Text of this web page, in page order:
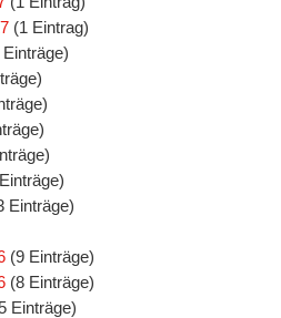
(1 Eintrag)
Einträge)
Einträge)
(9 Einträge)
(8 Einträge)
Einträge)